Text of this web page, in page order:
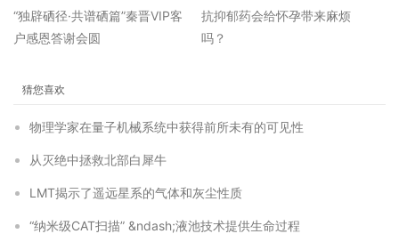
“独辟硒径·共谱硒篇”秦晋VIP客
户感恩答谢会圆
抗抑郁药会给怀孕带来麻烦
吗？
猜您喜欢
物理学家在量子机械系统中获得前所未有的可见性
从灭绝中拯救北部白犀牛
LMT揭示了遥远星系的气体和灰尘性质
“纳米级CAT扫描” &ndash;液池技术提供生命过程